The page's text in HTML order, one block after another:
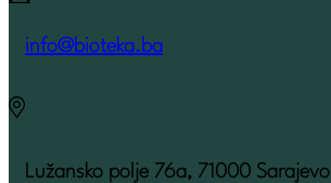
info@bioteka.ba
Lužansko polje 76a, 71000 Sarajevo